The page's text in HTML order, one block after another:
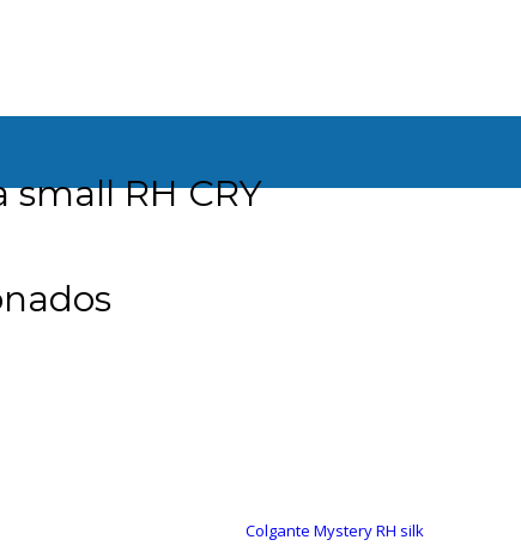
RH CRY
Colgante Mystery RH silk